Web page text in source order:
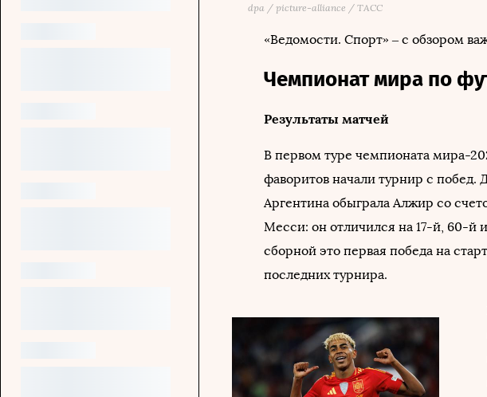
dpa / picture-alliance / ТАСС
«Ведомости. Спорт» – с обзором
Чемпионат мира по
Результаты матчей
В первом туре чемпионата мира-
фаворитов начали турнир с
Аргентина обыграла Алжир со
Месси: он отличился на 17-й, 60-й
сборной это первая победа на
последних турнира.